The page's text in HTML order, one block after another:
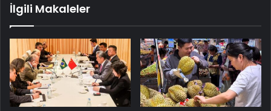
İlgili Makaleler